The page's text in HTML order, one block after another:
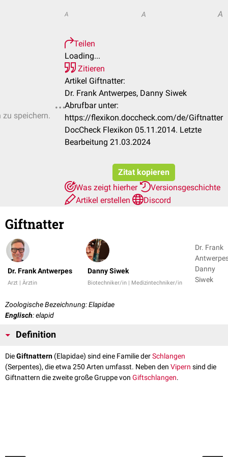
zu speichern.
A A A
Teilen
Loading...
Zitieren
Artikel Giftnatter:
Dr. Frank Antwerpes, Danny Siwek
Abrufbar unter:
https://flexikon.doccheck.com/de/Giftnatter
DocCheck Flexikon 05.11.2014. Letzte
Bearbeitung 21.03.2024
Zitat kopieren
Was zeigt hierher
Versionsgeschichte
Artikel erstellen
Discord
Giftnatter
Dr. Frank Antwerpes
Arzt | Ärztin
Danny Siwek
Biotechniker/in | Medizintechniker/in
Dr. Frank
Danny
Siwek
Zoologische Bezeichnung: Elapidae
Englisch: elapid
Definition
DieGiftnattern (Elapidae) sind eine Familie derSchlangen
(Serpentes), die etwa 250 Arten umfasst. Neben den Vipern sind die
Giftnattern die zweite große Gruppe von Giftschlangen.